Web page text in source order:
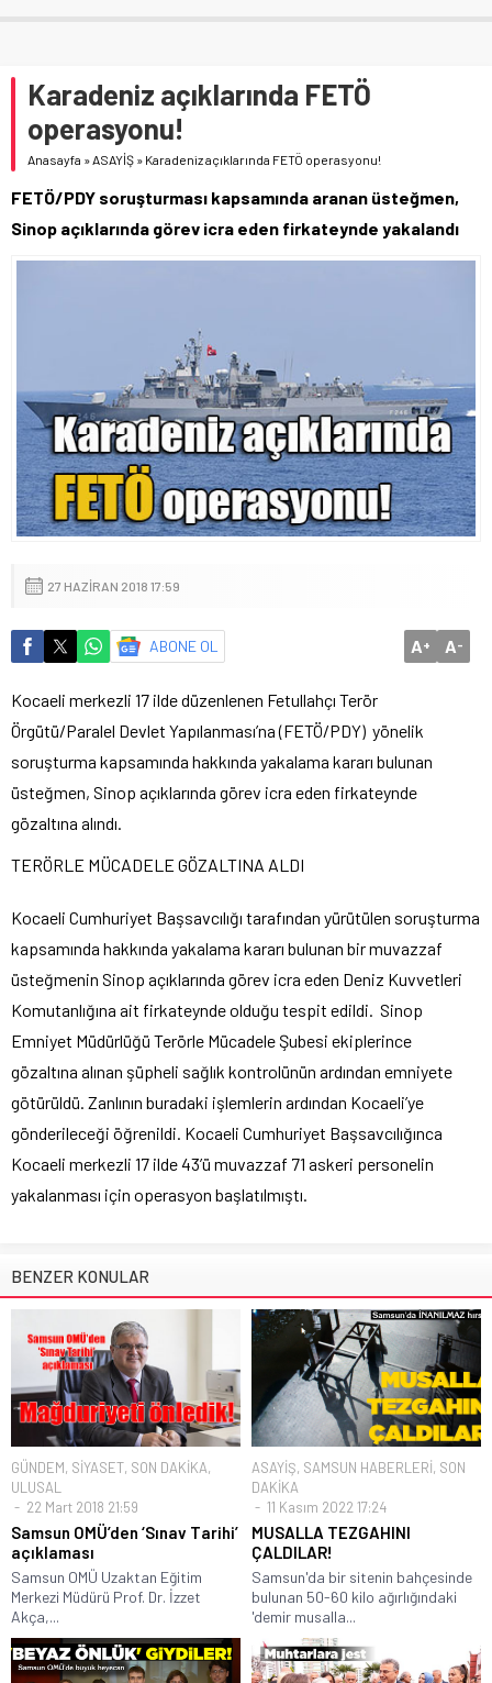
Karadeniz açıklarında FETÖ
operasyonu!
Anasayfa »ASAYİŞ » Karadeniz açıklarında FETÖ operasyonu!
FETÖ/PDY soruşturması kapsamında aranan üsteğmen,
Sinop açıklarında görev icra eden firkateynde yakalandı
27 HAZIRAN 2018 17:59
ABONE OL A+ A-
Kocaeli merkezli 17 ilde düzenlenen Fetullahçı Terör
Örgütü/Paralel Devlet Yapılanması’na (FETÖ/PDY) yönelik
soruşturma kapsamında hakkında yakalama kararı bulunan
üsteğmen, Sinop açıklarında görev icra eden firkateynde
gözaltına alındı.
TERÖRLE MÜCADELE GÖZALTINA ALDI
Kocaeli Cumhuriyet Başsavcılığı tarafından yürütülen soruşturma
kapsamında hakkında yakalama kararı bulunan bir muvazzaf
üsteğmenin Sinop açıklarında görev icra eden Deniz Kuvvetleri
Komutanlığına ait firkateynde olduğu tespit edildi. Sinop
Emniyet Müdürlüğü Terörle Mücadele Şubesi ekiplerince
gözaltına alınan şüpheli sağlık kontrolünün ardından emniyete
götürüldü. Zanlının buradaki işlemlerin ardından Kocaeli’ye
gönderileceği öğrenildi. Kocaeli Cumhuriyet Başsavcılığınca
Kocaeli merkezli 17 ilde 43’ü muvazzaf 71 askeri personelin
yakalanması için operasyon başlatılmıştı.
BENZER KONULAR
GÜNDEM, SİYASET, SON DAKİKA,
ULUSAL
22 Mart 2018 21:59
Samsun OMÜ’den ‘Sınav Tarihi’
açıklaması
Samsun OMÜ Uzaktan Eğitim
Merkezi Müdürü Prof. Dr. İzzet
Akça,...
ASAYİŞ, SAMSUN HABERLERİ, SON
DAKİKA
11 Kasım 2022 17:24
MUSALLA TEZGAHINI
ÇALDILAR!
Samsun'da bir sitenin bahçesinde
bulunan 50-60 kilo ağırlığındaki
'demir musalla...